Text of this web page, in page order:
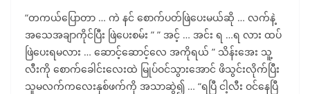
“တကယ်ပြောတာ … ကဲ နင် စောက်ပတ်ဖြဲပေးမယ်ဆို … လက်နဲ့
အသေအချာကိုင်ပြီး ဖြဲပေးစမ်း ” ” အင့် … အင်း ရ …ရ လား ထပ်
ဖြဲပေးရမလား … ဆောင့်ဆောင့်လေ အကိုရယ် ” သိန်းအေး သူ့
လီးကို စောက်ခေါင်းလေးထဲ မြုပ်ဝင်သွားအောင် ဖိသွင်းလိုက်ပြီး
သူမလက်ကလေးနှစ်ဖက်ကို အသာဆွဲ၍ … “ရပြီ ငါ့လီး ဝင်နေပြီ